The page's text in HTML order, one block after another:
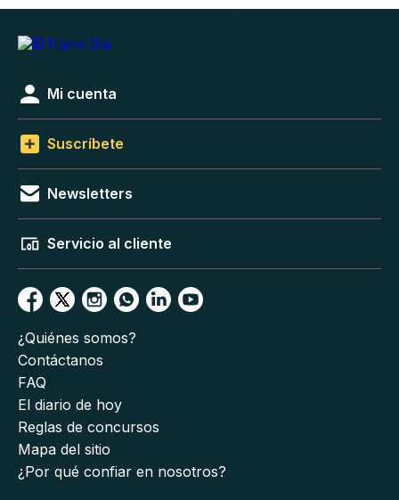
Mi cuenta
Suscríbete
Newsletters
Servicio al cliente
¿Quiénes somos?
Contáctanos
FAQ
El diario de hoy
Reglas de concursos
Mapa del sitio
¿Por qué confiar en nosotros?